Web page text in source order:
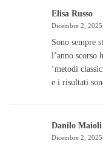
Elisa Russo
Dicembre 2, 2025
Sono sempre
l’anno scorso
‘metodi
e i risultati
Danilo Maioli
Dicembre 2, 2025